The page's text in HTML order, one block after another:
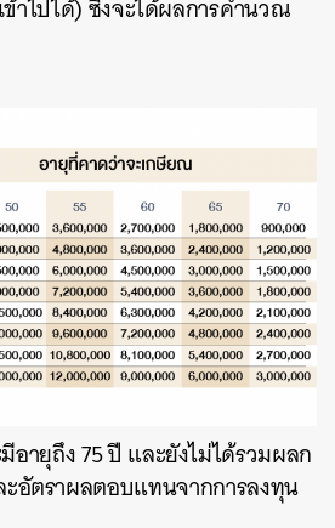
าไปได้) ซึ่งจะได้ผลการคำนวณ
ายุถึง 75 ปี และยังไม่ได้รวมผลก
ะอัตราผลตอบแทนจากการลงทุน